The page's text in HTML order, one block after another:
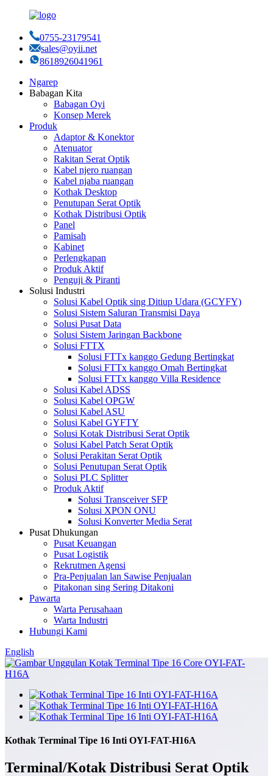
0755-23179541
sales@oyii.net
8618926041961
Ngarep
Babagan Kita
Babagan Oyi
Konsep Merek
Produk
Adaptor & Konektor
Atenuator
Rakitan Serat Optik
Kabel njero ruangan
Kabel njaba ruangan
Kothak Desktop
Penutupan Serat Optik
Kothak Distribusi Optik
Panel
Pamisah
Kabinet
Perlengkapan
Produk Aktif
Penguji & Piranti
Solusi Industri
Solusi Kabel Optik sing Ditiup Udara (GCYFY)
Solusi Sistem Saluran Transmisi Daya
Solusi Pusat Data
Solusi Sistem Jaringan Backbone
Solusi FTTX
Solusi FTTx kanggo Gedung Bertingkat
Solusi FTTx kanggo Omah Bertingkat
Solusi FTTx kanggo Villa Residence
Solusi Kabel ADSS
Solusi Kabel OPGW
Solusi Kabel ASU
Solusi Kabel GYFTY
Solusi Kotak Distribusi Serat Optik
Solusi Kabel Patch Serat Optik
Solusi Perakitan Serat Optik
Solusi Penutupan Serat Optik
Solusi PLC Splitter
Produk Aktif
Solusi Transceiver SFP
Solusi XPON ONU
Solusi Konverter Media Serat
Pusat Dhukungan
Pusat Keuangan
Pusat Logistik
Rekrutmen Agensi
Pra-Penjualan lan Sawise Penjualan
Pitakonan sing Sering Ditakoni
Pawarta
Warta Perusahaan
Warta Industri
Hubungi Kami
English
Kothak Terminal Tipe 16 Inti OYI-FAT-H16A
Terminal/Kotak Distribusi Serat Optik